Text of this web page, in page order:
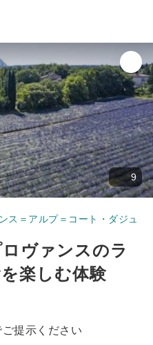
9
ス＝アルプ＝コート・ダジュー
ヴァンスのラ
楽しむ体験
提示ください